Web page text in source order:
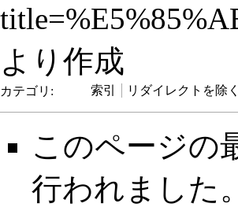
より作成
カテゴリ : 索引 リダイレクトを除
このページの
行われました。